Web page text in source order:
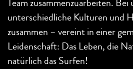
unterschiedliche Kulturen und
zusammen – vereint in einer
Leidenschaft: Das Leben, die
natürlich das Surfen!